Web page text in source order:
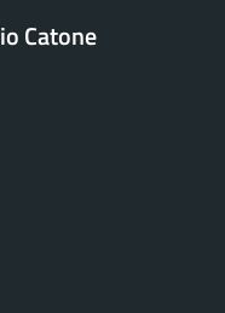
Catone